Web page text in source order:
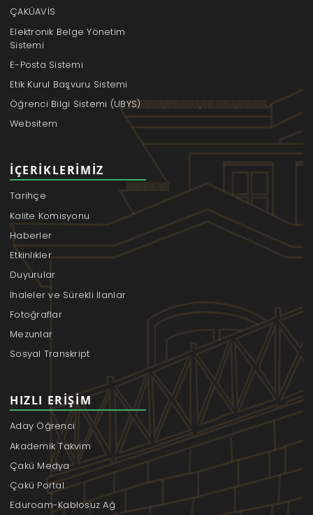
ÇAKÜAVİS
Elektronik Belge Yönetim
Sistemi
E-Posta Sistemi
Etik Kurul Başvuru Sistemi
Öğrenci Bilgi Sistemi (UBYS)
Websitem
İÇERIKLERIMIZ
Tarihçe
Kalite Komisyonu
Haberler
Etkinlikler
Duyurular
İhaleler ve Sürekli İlanlar
Fotoğraflar
Mezunlar
Sosyal Transkript
HIZLI ERIŞIM
Aday Öğrenci
Akademik Takvim
Çakü Medya
Çakü Portal
Eduroam-Kablosuz Ağ